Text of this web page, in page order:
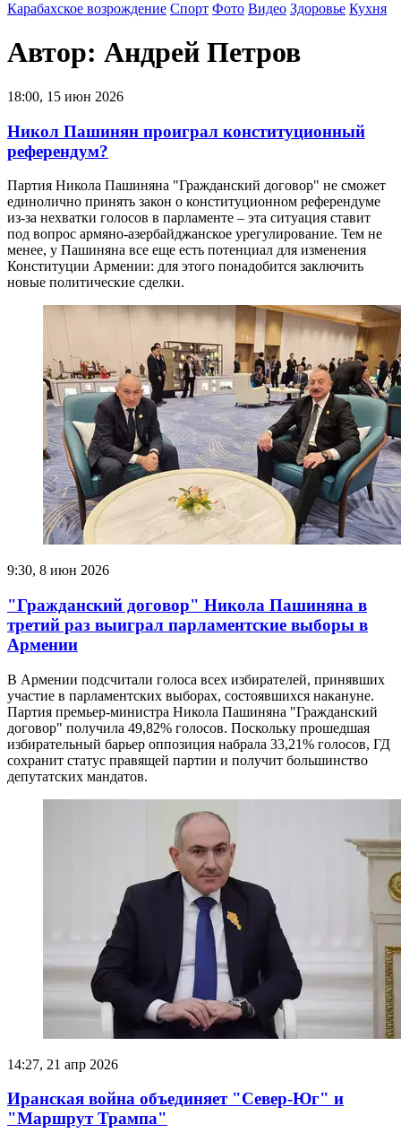
Карабахское возрождение Спорт Фото Видео Здоровье Кухня
Автор: Андрей Петров
18:00, 15 июн 2026
Никол Пашинян проиграл конституционный
референдум?
Партия Никола Пашиняна "Гражданский договор" не сможет
единолично принять закон о конституционном референдуме
из-за нехватки голосов в парламенте – эта ситуация ставит
под вопрос армяно-азербайджанское урегулирование. Тем не
менее, у Пашиняна все еще есть потенциал для изменения
Конституции Армении: для этого понадобится заключить
новые политические сделки.
9:30, 8 июн 2026
"Гражданский договор" Никола Пашиняна в
третий раз выиграл парламентские выборы в
Армении
В Армении подсчитали голоса всех избирателей, принявших
участие в парламентских выборах, состоявшихся накануне.
Партия премьер-министра Никола Пашиняна "Гражданский
договор" получила 49,82% голосов. Поскольку прошедшая
избирательный барьер оппозиция набрала 33,21% голосов, ГД
сохранит статус правящей партии и получит большинство
депутатских мандатов.
14:27, 21 апр 2026
Иранская война объединяет "Север-Юг" и
"Маршрут Трампа"